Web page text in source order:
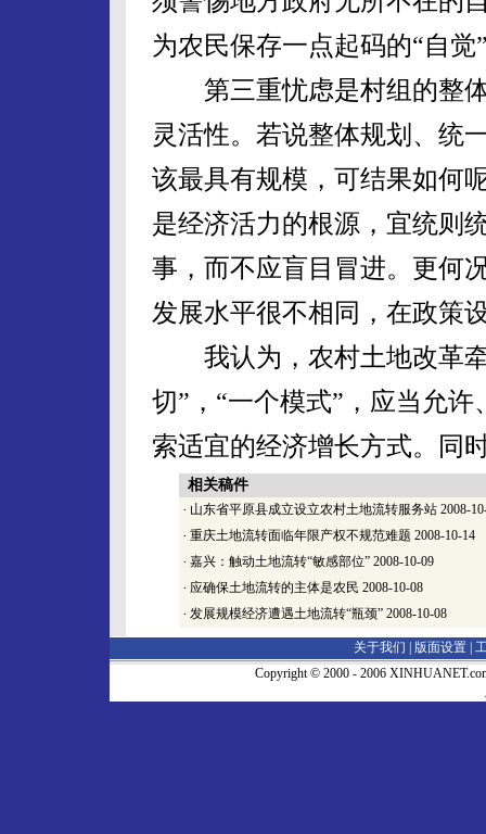
为农民保存一点起码的“自觉
第三重忧虑是村组的整体
灵活性。若说整体规划、统
该最具有规模，可结果如何
是经济活力的根源，宜统则
事，而不应盲目冒进。更何
发展水平很不相同，在政策
我认为，农村土地改革牵
切”，“一个模式”，应当允
索适宜的经济增长方式。同
相关稿件
· 山东省平原县成立设立农村土地流转服务站 2008-
· 重庆土地流转面临年限产权不规范难题 2008-10-14
· 嘉兴：触动土地流转“敏感部位” 2008-10-09
· 应确保土地流转的主体是农民 2008-10-08
· 发展规模经济遭遇土地流转“瓶颈” 2008-10-08
关于我们 | 版面设置
Copyright © 2000 - 2006